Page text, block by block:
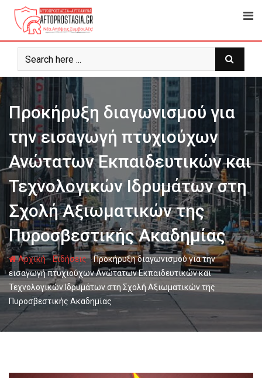
Ψάχνω
για...
Προκήρυξη διαγωνισμού για
την εισαγωγή πτυχιούχων
Ανώτατων Εκπαιδευτικών και
Τεχνολογικών Ιδρυμάτων στη
Σχολή Αξιωματικών της
Πυροσβεστικής Ακαδημίας
Αρχική- Ειδήσεις-Προκήρυξη διαγωνισμού για την
εισαγωγή πτυχιούχων Ανώτατων Εκπαιδευτικών και
Τεχνολογικών Ιδρυμάτων στη Σχολή Αξιωματικών της
Πυροσβεστικής Ακαδημίας